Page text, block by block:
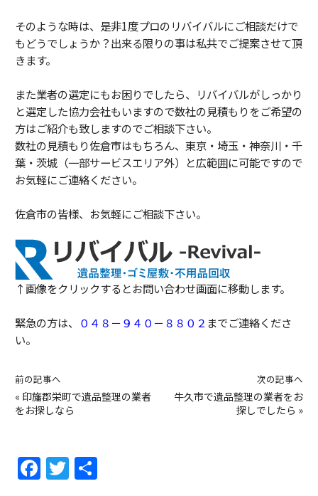
そのような時は、是非1度プロのリバイバルにご相談だけで
もどうでしょうか？出来る限りの事は私共でご提案させて頂
きます。
また業者の選定にもお困りでしたら、リバイバルがしっかり
と選定した協力会社もいますので数社の見積もりをご希望の
方はご紹介も致しますのでご相談下さい。
数社の見積もり佐倉市はもちろん、東京・埼玉・神奈川・千
葉・茨城（一部サービスエリア外）と広範囲に可能ですので
お気軽にご連絡ください。
佐倉市の皆様、お気軽にご相談下さい。
↑画像をクリックするとお問い合わせ画面に移動します。
緊急の方は、 ０４８－９４０－８８０２ までご連絡くださ
い。
前の記事へ
« 印旛郡栄町で遺品整理の業者
をお探しなら
次の記事へ
牛久市で遺品整理の業者をお
探しでしたら »
F T